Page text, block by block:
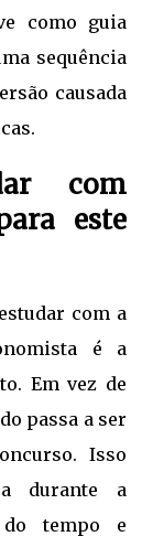
como guia
sequência
causada
com
este
com a
é a
Em vez de
passa a ser
Isso
durante a
do tempo e